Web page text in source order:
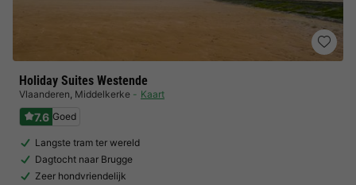
Holiday Suites Westende
Vlaanderen, Middelkerke Kaart
7.6 Goed
Langste tram ter wereld
Dagtocht naar Brugge
Zeer hondvriendelijk